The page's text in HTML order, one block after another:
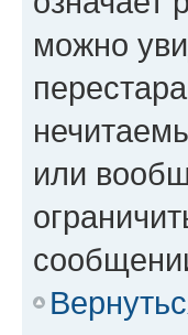
можно
или